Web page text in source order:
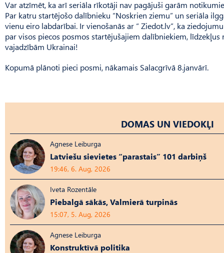
Var atzīmēt, ka arī seriāla rīkotāji nav pagājuši garām
Par katru startējošo dalībnieku “Noskrien ziemu” un seriāla
vienu eiro labdarībai. Ir vienošanās ar “ Ziedot.lv”, ka
par visos piecos posmos startējušajiem dalībniekiem,
vajadzībām Ukrainai!
Kopumā plānoti pieci posmi, nākamais Salacgrīvā 8.janvārī.
DOMAS UN VIEDOKĻI
Agnese Leiburga
Latviešu sievietes “parastais” 101 darbiņš
19:46, 6. Aug, 2026
Iveta Rozentāle
Piebalgā sākās, Valmierā turpinās
15:07, 5. Aug, 2026
Agnese Leiburga
Konstruktīvā politika